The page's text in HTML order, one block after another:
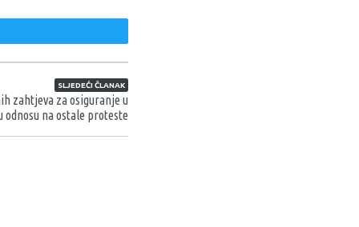
SLJEDEĆI ČLANAK
zahtjeva za osiguranje u
na ostale proteste